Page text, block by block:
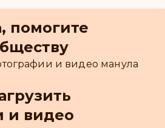
помогите
и видео манула
и видео